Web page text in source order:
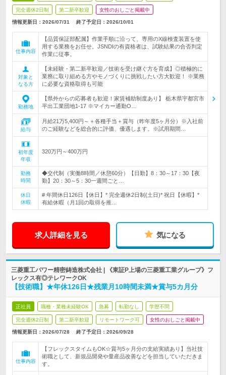
完全週休2日制 第二新卒歓迎 女性のおしごと掲載中
情報更新日：2026/07/31 終了予定日： 2026/10/01
仕事内容
【品質保証部配属】作業手順に沿って、専用のX線検査装置を使
用する業務をお任せ。JSNDIの有資格者は、試験結果の合否判定
作業に従事。
対象と
なる方
【未経験・第二新卒歓迎／技術を受け継ぐ方を育成】◎積極的に
業務に取り組める方やモノづくりに挑戦したい方大歓迎！ ※業務
に必要な資格取得も可能
勤務地
【県外からの応募者も歓迎！家賃補助制度あり】 栃木県宇都宮市
平出工業団地1-17 ※マイカー通勤O…
給与
月給21万5,400円～＋各種手当＋賞与（昨年度5ヶ月分）※入社前
のご経験などを総合的に評価、優遇します。※試用期間…
初年度
年収
320万円～400万円
勤務
時間
◆交代制（実働8時間／休憩60分）【日勤】8：30～17：30【夜
勤】20：30～5：30一週間ごと…
休日
休暇
# 年間休日126日【休日】* 完全週休2日制(土日)* 祝日【休暇】*
有給休暇（月1回の取得を推…
求人詳細を見る 気になる
三菱重工パワー精密鋳造株式会社 | 《東証P上場の三菱重工業グループ》フ
レックス有◎テレワークOK
【技術職】★年休126日★残業月10時間未満★賞与5カ月分
正社員 職種・業種未経験OK 急募 転勤なし 学歴不問
完全週休2日制 第二新卒歓迎 リモートワーク可 女性のおしごと掲載中
情報更新日：2026/07/28 終了予定日： 2026/09/28
仕事内容
【フレックスタイムもOK☆賞与5ヶ月分の支給実績あり】当社技
術職として、新規品開発や量産品改善などを担当していただきま
す。